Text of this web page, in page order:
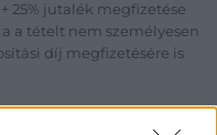
25% jutalék megfizetése
a tételt nem személyesen
díj megfizetésére is